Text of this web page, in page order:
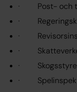
· Post- och
·
·
·
·
·